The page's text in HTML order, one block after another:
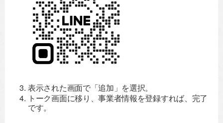
表示された画面で「追加」を選択。
トーク画面に移り、事業者情報を登録すれば、完了
です。